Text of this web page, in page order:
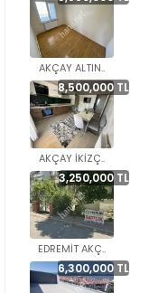
AKÇAY ALTIN..
8,500,000 TL
AKÇAY İKİZÇ..
3,250,000 TL
EDREMİT AKÇ..
6,300,000 TL